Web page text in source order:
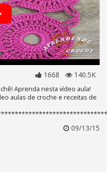
1668 140.5K
Aprenda nesta vídeo aula!
aulas de croche e receitas de
09/13/15